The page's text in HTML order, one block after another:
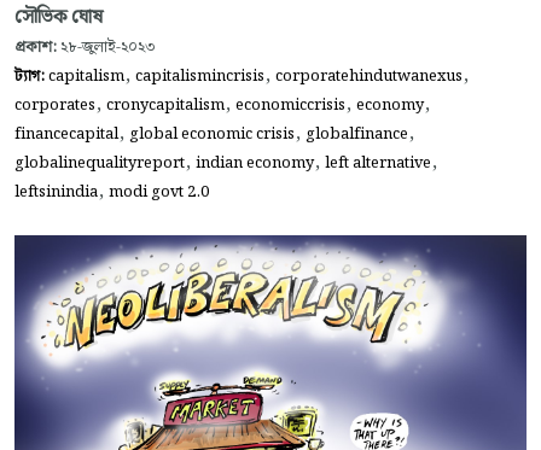
সৌভিক ঘোষ
প্রকাশ: ২৮-জুলাই-২০২৩
ট্যাগ:capitalism, capitalismincrisis, corporatehindutwanexus,
corporates, cronycapitalism, economiccrisis, economy,
financecapital, global economic crisis, globalfinance,
globalinequalityreport, indian economy, left alternative,
leftsinindia, modi govt 2.0